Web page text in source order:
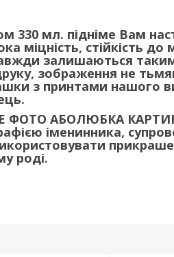
мл. підніме Вам
міцність, стійкість до
залишаються
зображення не
з принтами нашого
ФОТО АБОЛЮБКА
іменинника,
роді.